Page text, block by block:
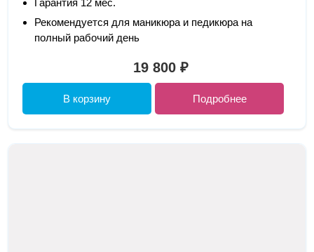
Гарантия 12 мес.
Рекомендуется для маникюра и педикюра на
полный рабочий день
19 800 ₽
В корзину Подробнее